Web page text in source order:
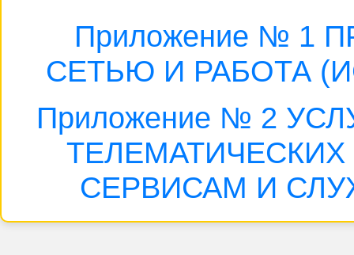
Приложение № 1
СЕТЬЮ И РАБОТА
Приложение № 2
СЕРВИСАМ И